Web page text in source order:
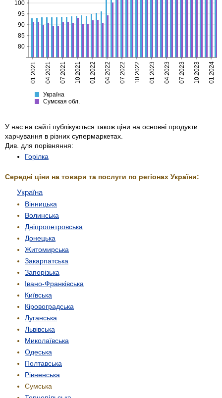
Україна
Сумская
01.2021 04.2021 07.2021 10.2021 01.2022 04.2022 07.2022 10.2022 01.2023 04.2023 07.2023 10.2023 01.2024
80
85
90
95
100
Україна
Сумская обл.
У нас на сайті публікуються також ціни на основні продукти
харчування в різних супермаркетах.
Див. для порівняння:
Горілка
Середні ціни на товари та послуги по регіонах України:
Україна
Вінницька
Волинська
Дніпропетровська
Донецька
Житомирська
Закарпатська
Запорізька
Івано-Франківська
Київська
Кіровоградська
Луганська
Львівська
Миколаївська
Одеська
Полтавська
Рівненська
Сумська